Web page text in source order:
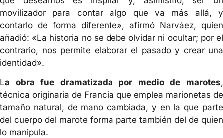
movilizador para contar algo que va más allá, y
contarlo de forma diferente», afirmó Narváez, quien
añadió: «La historia no se debe olvidar ni ocultar; por el
contrario, nos permite elaborar el pasado y crear una
identidad».
La obra fue dramatizada por medio de marotes,
técnica originaria de Francia que emplea marionetas de
tamaño natural, de mano cambiada, y en la que parte
del cuerpo del marote forma parte también del de quien
lo manipula.